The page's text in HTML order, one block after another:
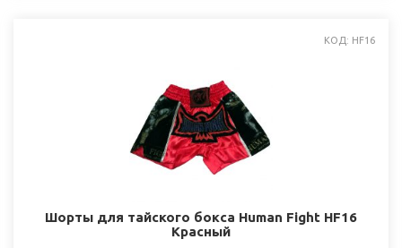
КОД: HF16
Шорты для тайского бокса Human Fight HF16
Красный